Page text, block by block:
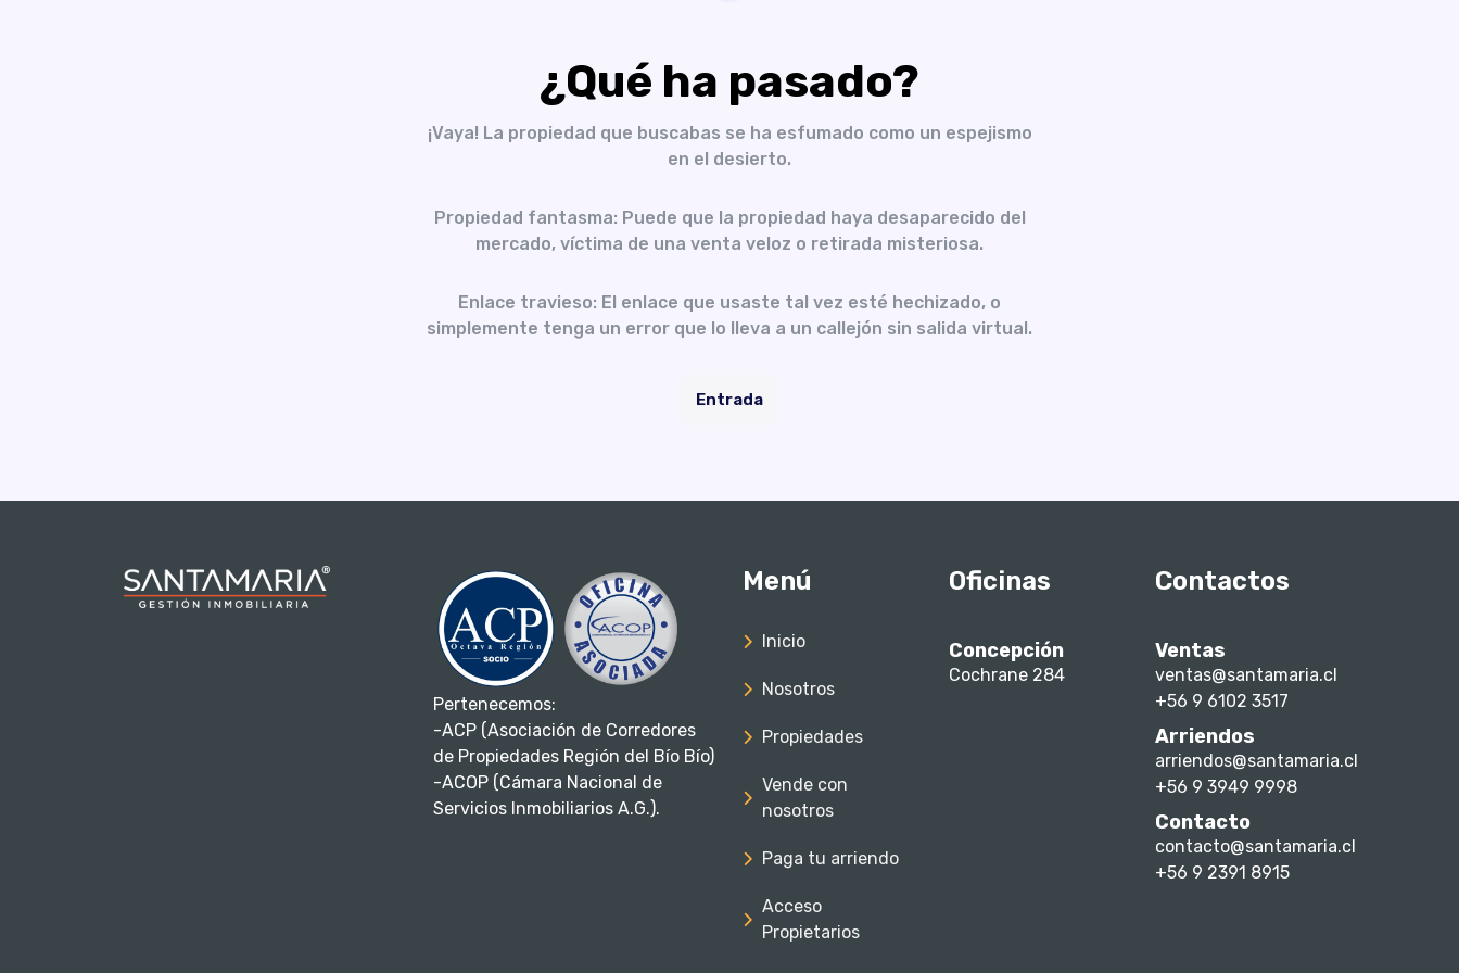
¿Qué ha pasado?
¡Vaya! La propiedad que buscabas se ha esfumado como un espejismo
en el desierto.
Propiedad fantasma: Puede que la propiedad haya desaparecido del
mercado, víctima de una venta veloz o retirada misteriosa.
Enlace travieso: El enlace que usaste tal vez esté hechizado, o
simplemente tenga un error que lo lleva a un callejón sin salida virtual.
Entrada
Pertenecemos:
-ACP (Asociación de Corredores
de Propiedades Región del Bío Bío)
-ACOP (Cámara Nacional de
Servicios Inmobiliarios A.G.).
Menú
Inicio
Nosotros
Propiedades
Vende con
nosotros
Paga tu arriendo
Acceso
Propietarios
Oficinas
Concepción
Cochrane 284
Contactos
Ventas
ventas@santamaria.cl
+56 9 6102 3517
Arriendos
arriendos@santamaria.cl
+56 9 3949 9998
Contacto
contacto@santamaria.cl
+56 9 2391 8915